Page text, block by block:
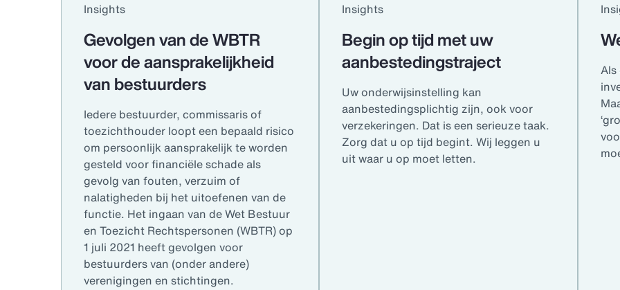
Insights
Gevolgen van de WBTR
voor de aansprakelijkheid
van bestuurders
Iedere bestuurder, commissaris of
toezichthouder loopt een bepaald risico
om persoonlijk aansprakelijk te worden
gesteld voor financiële schade als
gevolg van fouten, verzuim of
nalatigheden bij het uitoefenen van de
functie. Het ingaan van de Wet Bestuur
en Toezicht Rechtspersonen (WBTR) op
1 juli 2021 heeft gevolgen voor
bestuurders van (onder andere)
verenigingen en stichtingen.
Insights
Begin op tijd met uw
aanbestedingstraject
Uw onderwijsinstelling kan
aanbestedingsplichtig zijn, ook voor
verzekeringen. Dat is een serieuze taak.
Zorg dat u op tijd begint. Wij leggen u
uit waar u op moet letten.